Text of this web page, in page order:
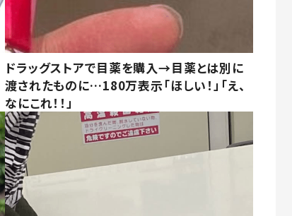
ドラッグストアで目薬を購入→目薬とは別に
渡されたものに…180万表示「ほしい！」「え、
なにこれ！！」